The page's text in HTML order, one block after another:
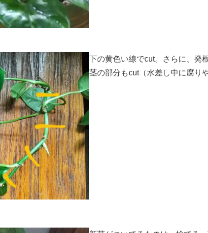
下の黄色い線でcut。さらに、発
茎の部分もcut（水差し中に腐り